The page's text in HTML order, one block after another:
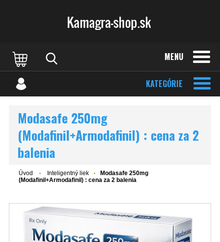
MENU
KATEGÓRIE
Modasafe 250mg
(Modafinil+Armodafinil) : cena za 2
balenia
Úvod Inteligentný liek
Modasafe 250mg
(Modafinil+Armodafinil) : cena za 2 balenia